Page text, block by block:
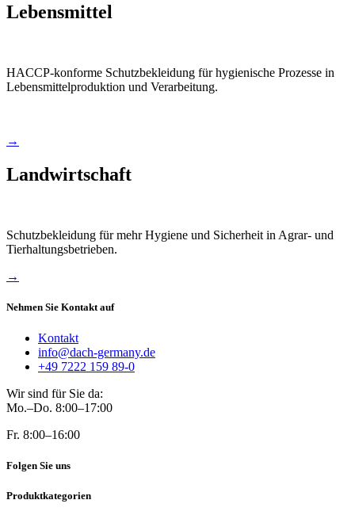
Lebensmittel
HACCP-konforme Schutzbekleidung für hygienische Prozesse in
Lebensmittelproduktion und Verarbeitung.
→
Landwirtschaft
Schutzbekleidung für mehr Hygiene und Sicherheit in Agrar- und
Tierhaltungsbetrieben.
→
Nehmen Sie Kontakt auf
Kontakt
info@dach-germany.de
+49 7222 159 89-0
Wir sind für Sie da:
Mo.–Do. 8:00–17:00
Fr. 8:00–16:00
Folgen Sie uns
Produktkategorien